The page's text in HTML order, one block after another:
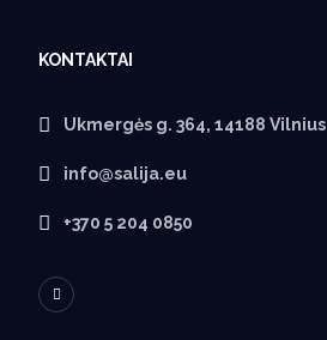
KONTAKTAI
Ukmergės g. 364, 14188 Vilnius
info@salija.eu
+370 5 204 0850